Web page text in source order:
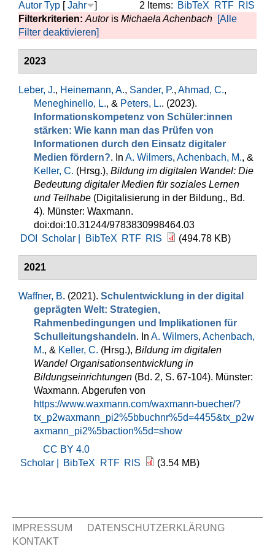
2 Items: BibTeX RTF RIS
Autor Typ [Jahr
]
Filterkriterien: Autoris Michaela Achenbach [Alle
Filter deaktivieren]
2023
Leber, J., Heinemann, A., Sander, P., Ahmad, C.,
Meneghinello, L., & Peters, L.. (2023).
Informationskompetenz von Schüler:innen
stärken: Wie kann man das Prüfen von
Informationen durch den Einsatz digitaler
Medien fördern?. In A. Wilmers, Achenbach, M., &
Keller, C. (Hrsg.), Bildung im digitalen Wandel: Die
Bedeutung digitaler Medien für soziales Lernen
und Teilhabe (Digitalisierung in der Bildung., Bd.
4). Münster: Waxmann.
doi:doi:10.31244/9783830998464.03
DOI
Scholar | BibTeX RTF RIS (494.78 KB)
2021
Waffner, B. (2021). Schulentwicklung in der digital
geprägten Welt: Strategien,
Rahmenbedingungen und Implikationen für
Schulleitungshandeln. In A. Wilmers, Achenbach,
M., & Keller, C. (Hrsg.), Bildung im digitalen
Wandel Organisationsentwicklung in
Bildungseinrichtungen (Bd. 2, S. 67-104). Münster:
Waxmann. Abgerufen von
https://www.waxmann.com/waxmann-buecher/?
tx_p2waxmann_pi2%5bbuchnr%5d=4455&tx_p2w
axmann_pi2%5baction%5d=show
CC BY 4.0
Scholar |
BibTeX RTF RIS (3.54 MB)
IMPRESSUM
DATENSCHUTZERKLÄRUNG
KONTAKT